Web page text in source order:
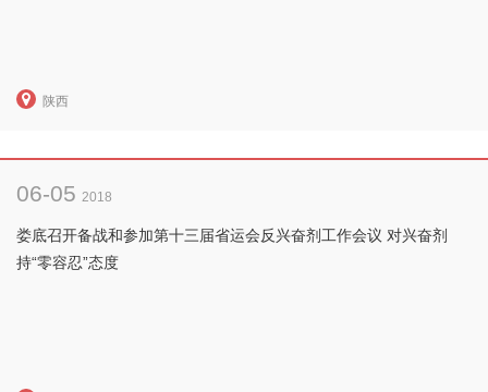
陕西
06-05 2018
娄底召开备战和参加第十三届省运会反兴奋剂工作会议 对兴奋剂
持“零容忍”态度